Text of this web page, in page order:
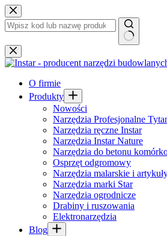
Przejdź
do
treści
Brak
wyników
O firmie
Produkty
Nowości
Narzędzia Profesjonalne
Narzędzia ręczne Instar
Narzędzia Instar Nature
Narzędzia do betonu
Osprzęt odgromowy
Narzędzia malarskie i
Narzędzia marki Star
Narzędzia ogrodnicze
Drabiny i ruszowania
Elektronarzędzia
Blog